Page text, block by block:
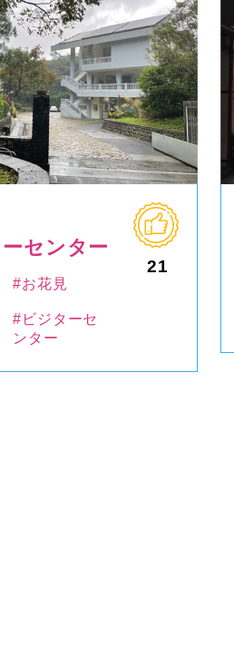
センター
21
#お花見
#ビジターセ
ンター